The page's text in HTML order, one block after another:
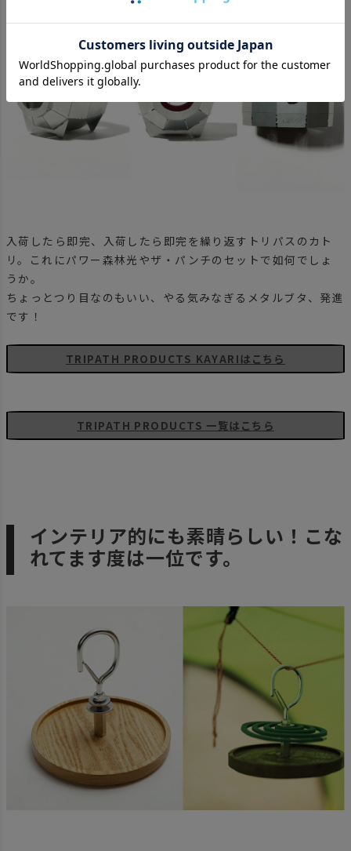
入荷したら即完、入荷したら即完を繰り返すトリパスのカト
リ。これにパワー森林光やザ・パンチのセットで如何でしょ
うか。
ちょっとつり目なのもいい、やる気みなぎるメタルブタ、発進
です！
TRIPATH PRODUCTS KAYARIはこちら
TRIPATH PRODUCTS 一覧はこちら
インテリア的にも素晴らしい！こな
れてます度は一位です。